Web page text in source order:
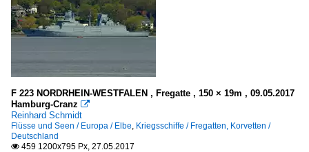
F 223 NORDRHEIN-WESTFALEN , Fregatte , 150 × 19m , 09.05.2017
Hamburg-Cranz 
Reinhard Schmidt
Flüsse und Seen / Europa / Elbe, Kriegsschiffe / Fregatten, Korvetten /
Deutschland
 459 1200x795 Px, 27.05.2017